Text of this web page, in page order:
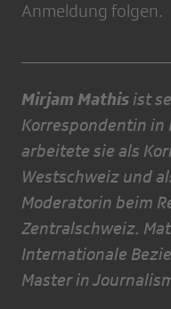
Anmeldung folgen.
Mirjam Mathis ist
Korrespondentin in
arbeitete sie als
Westschweiz und
Moderatorin beim
Zentralschweiz.
Internationale
Master in